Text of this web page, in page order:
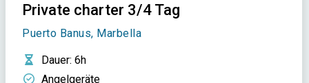
Private charter 3/4 Tag
Puerto Banus, Marbella
Dauer: 6h
Angelgeräte